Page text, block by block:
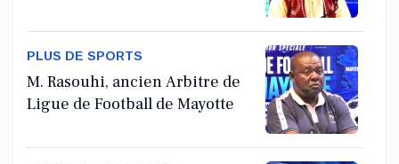
PLUS DE SPORTS
M. Rasouhi, ancien Arbitre de
Ligue de Football de Mayotte